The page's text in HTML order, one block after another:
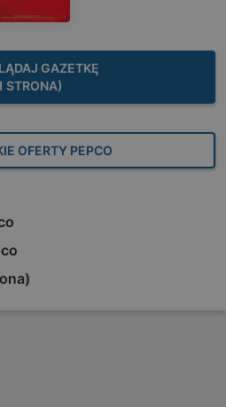
GAZETKĘ
STRONA)
OFERTY PEPCO